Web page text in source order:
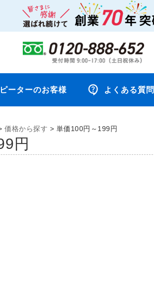
ーターのお客様 よくある質問
価格から探す > 単価100円～199円
円